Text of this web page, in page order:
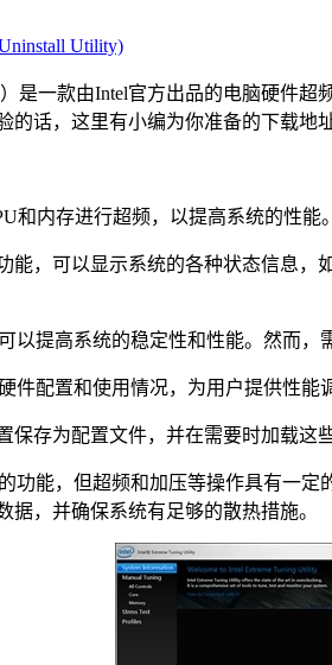
Utility)
）是一款由Intel官方出品的电脑硬件
话，这里有小编为你准备的下载地
和内存进行超频，以提高系统的性
能，可以显示系统的各种状态信息
以提高系统的稳定性和性能。然而
件配置和使用情况，为用户提供性
存为配置文件，并在需要时加载
功能，但超频和加压等操作具有一
，并确保系统有足够的散热措施。